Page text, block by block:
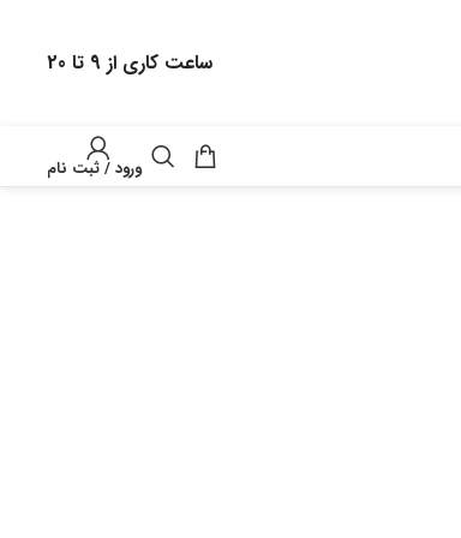
ساعت کاری از 9 تا 20
ورود / ثبت نام